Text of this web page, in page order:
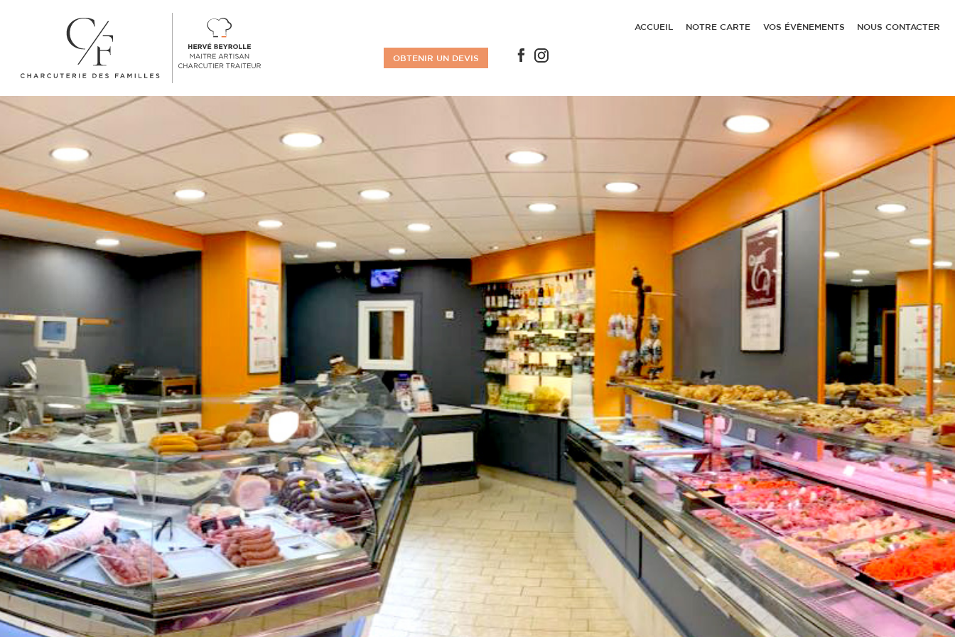
ACCUEIL NOTRE CARTE VOS ÉVÈNEMENTS NOUS CONTACTER
OBTENIR UN DEVIS